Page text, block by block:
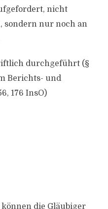
nicht
sondern nur noch an
durchgeführt (§
Berichts- und
176 InsO)
die Gläubiger